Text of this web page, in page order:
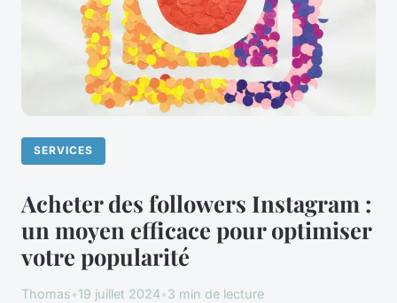
SERVICES
Acheter des followers Instagram :
un moyen efficace pour optimiser
votre popularité
Thomas•19 juillet 2024•3 min de lecture